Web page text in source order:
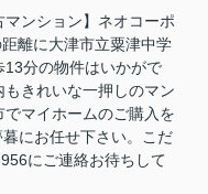
ンション】ネオコーポ
離に大津市立粟津中学
分の物件はいかがで
きれいな一押しのマン
マイホームのご購入を
にお任せ下さい。こだ
にご連絡お待ちして